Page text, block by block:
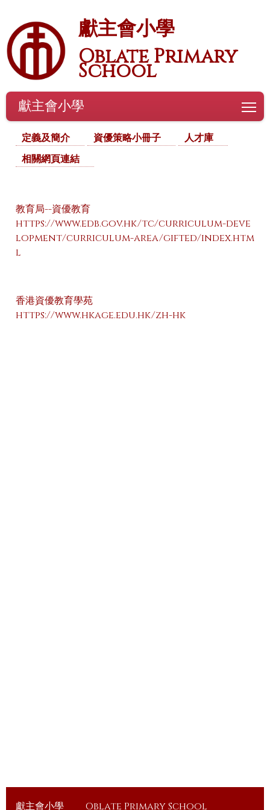
獻主會小學
Oblate Primary
School
獻主會小學
定義及簡介 資優策略小冊子
人才庫
相關網頁連結
教育局--資優教育
https://www.edb.gov.hk/tc/curriculum-deve
lopment/curriculum-area/gifted/index.htm
l
香港資優教育學苑
https://www.hkage.edu.hk/zh-hk
獻主會小學 Oblate Primary School